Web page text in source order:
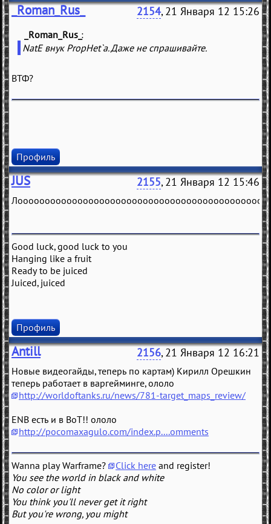
_Roman_Rus_ 2154, 21 Января 12 15:26
_Roman_Rus_
NatE внук PropHet`a. Даже не спрашивайте.
ВТФ?
Профиль
JUS 2155, 21 Января 12 15:46
Good luck, good luck to you
Hanging like a fruit
Ready to be juiced
Juiced, juiced
Профиль
Antill 2156, 21 Января 12 16:21
Новые видеогайды, теперь по картам) Кирилл Орешкин
теперь работает в варгейминге, ололо
http://worldoftanks.ru/news/781-target_maps_review/
ENB есть и в ВоТ!! ололо
http://pocomaxagulo.com/index.p....omments
Wanna play Warframe? Click here and register!
You see the world in black and white
No color or light
You think you'll never get it right
But you're wrong, you might